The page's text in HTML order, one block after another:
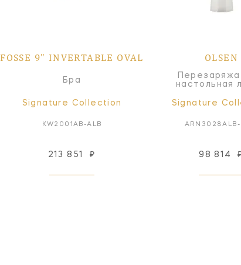
FOSSE 9" INVERTABLE OVAL
Бра
Signature Collection
KW2001AB-ALB
213 851 ₽
OLSEN
настольная
Signature
ARN3028ALB-
98 814